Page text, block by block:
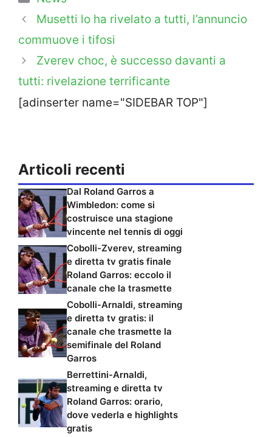
Musetti lo ha rivelato a tutti, l’annuncio
commuove i tifosi
Zverev choc, è successo davanti a
tutti: rivelazione terrificante
[adinserter name="SIDEBAR TOP"]
Articoli recenti
Dal Roland Garros a
Wimbledon: come si
costruisce una stagione
vincente nel tennis di oggi
Cobolli-Zverev, streaming
e diretta tv gratis finale
Roland Garros: eccolo il
canale che la trasmette
Cobolli-Arnaldi, streaming
e diretta tv gratis: il
canale che trasmette la
semifinale del Roland
Garros
Berrettini-Arnaldi,
streaming e diretta tv
Roland Garros: orario,
dove vederla e highlights
gratis